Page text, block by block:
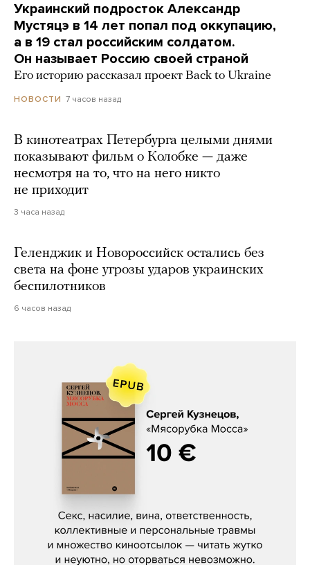
Украинский подросток Александр
Мустяцэ в 14 лет попал под оккупацию,
а в 19 стал российским солдатом.
Он называет Россию своей страной
Его историю рассказал проект Back to Ukraine
НОВОСТИ 7 часов назад
В кинотеатрах Петербурга целыми днями
показывают фильм о Колобке — даже
несмотря на то, что на него никто
не приходит
3 часа назад
Геленджик и Новороссийск остались без
света на фоне угрозы ударов украинских
беспилотников
6 часов назад
Сергей Кузнецов, «Мясорубка